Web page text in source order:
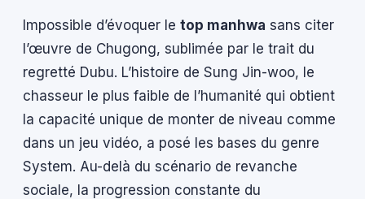
Impossible d’évoquer le top manhwa sans citer
l’œuvre de Chugong, sublimée par le trait du
regretté Dubu. L’histoire de Sung Jin-woo, le
chasseur le plus faible de l’humanité qui obtient
la capacité unique de monter de niveau comme
dans un jeu vidéo, a posé les bases du genre
System. Au-delà du scénario de revanche
sociale, la progression constante du